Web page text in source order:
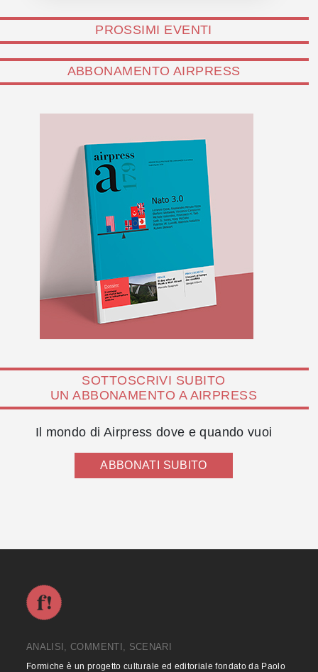
PROSSIMI EVENTI
ABBONAMENTO AIRPRESS
SOTTOSCRIVI SUBITO
UN ABBONAMENTO A AIRPRESS
Il mondo di Airpress dove e quando vuoi
ABBONATI SUBITO
ANALISI, COMMENTI, SCENARI
Formiche è un progetto culturale ed editoriale fondato da Paolo